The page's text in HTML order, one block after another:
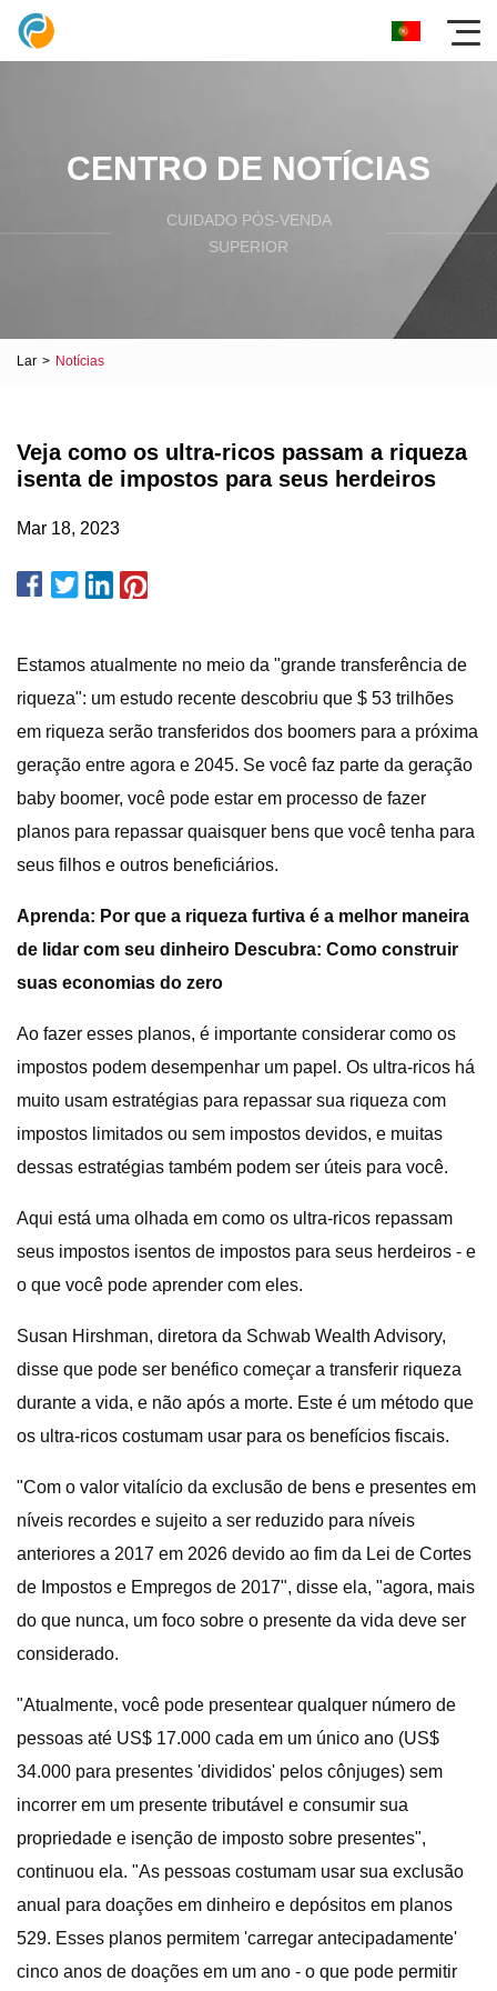
CENTRO DE NOTÍCIAS
CUIDADO PÓS-VENDA
SUPERIOR
Lar > Notícias
Veja como os ultra-ricos passam a riqueza
isenta de impostos para seus herdeiros
Mar 18, 2023
Estamos atualmente no meio da "grande transferência de
riqueza": um estudo recente descobriu que $ 53 trilhões
em riqueza serão transferidos dos boomers para a próxima
geração entre agora e 2045. Se você faz parte da geração
baby boomer, você pode estar em processo de fazer
planos para repassar quaisquer bens que você tenha para
seus filhos e outros beneficiários.
Aprenda: Por que a riqueza furtiva é a melhor maneira
de lidar com seu dinheiro Descubra: Como construir
suas economias do zero
Ao fazer esses planos, é importante considerar como os
impostos podem desempenhar um papel. Os ultra-ricos há
muito usam estratégias para repassar sua riqueza com
impostos limitados ou sem impostos devidos, e muitas
dessas estratégias também podem ser úteis para você.
Aqui está uma olhada em como os ultra-ricos repassam
seus impostos isentos de impostos para seus herdeiros - e
o que você pode aprender com eles.
Susan Hirshman, diretora da Schwab Wealth Advisory,
disse que pode ser benéfico começar a transferir riqueza
durante a vida, e não após a morte. Este é um método que
os ultra-ricos costumam usar para os benefícios fiscais.
"Com o valor vitalício da exclusão de bens e presentes em
níveis recordes e sujeito a ser reduzido para níveis
anteriores a 2017 em 2026 devido ao fim da Lei de Cortes
de Impostos e Empregos de 2017", disse ela, "agora, mais
do que nunca, um foco sobre o presente da vida deve ser
considerado.
"Atualmente, você pode presentear qualquer número de
pessoas até US$ 17.000 cada em um único ano (US$
34.000 para presentes 'divididos' pelos cônjuges) sem
incorrer em um presente tributável e consumir sua
propriedade e isenção de imposto sobre presentes",
continuou ela. "As pessoas costumam usar sua exclusão
anual para doações em dinheiro e depósitos em planos
529. Esses planos permitem 'carregar antecipadamente'
cinco anos de doações em um ano - o que pode permitir